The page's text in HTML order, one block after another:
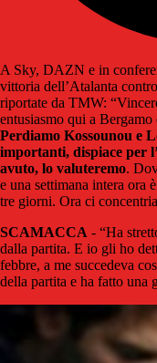
A Sky, DAZN e in
vittoria dell’Atalanta
riportate da TMW:
entusiasmo qui a
Perdiamo Kossounou e
importanti, dispiace per
avuto, lo valuteremo.
e una settimana intera ora
tre giorni. Ora ci
SCAMACCA - “Ha
dalla partita. E io gli ho
febbre, a me succedeva
della partita e ha fatto una